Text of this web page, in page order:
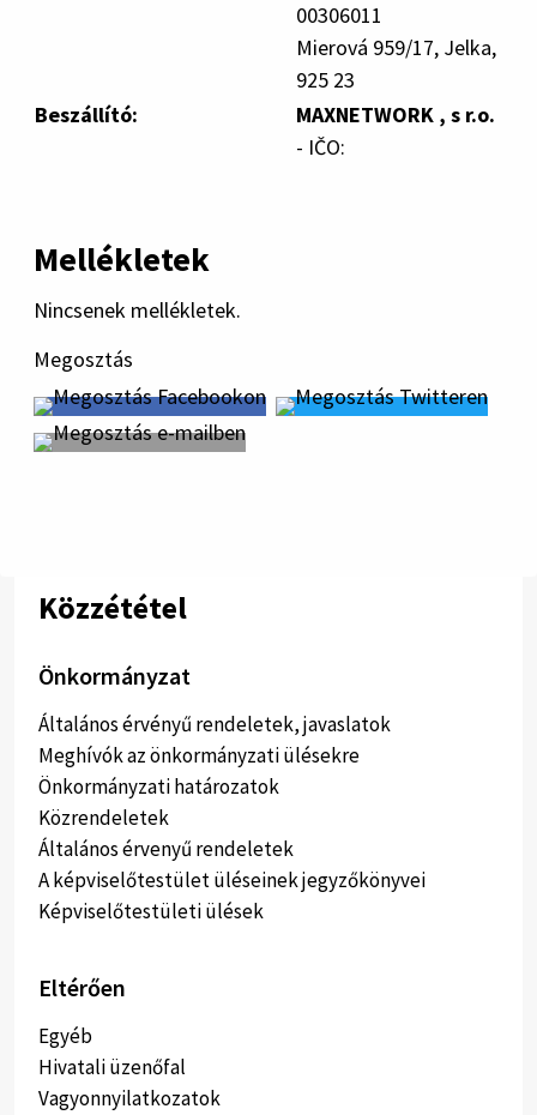
00306011
Mierová 959/17, Jelka,
925 23
Beszállító:
MAXNETWORK , s r.o.
- IČO:
Mellékletek
Nincsenek mellékletek.
Megosztás
Közzététel
Önkormányzat
Általános érvényű rendeletek, javaslatok
Meghívók az önkormányzati ülésekre
Önkormányzati határozatok
Közrendeletek
Általános érvenyű rendeletek
A képviselőtestület üléseinek jegyzőkönyvei
Képviselőtestületi ülések
Eltérően
Egyéb
Hivatali üzenőfal
Vagyonnyilatkozatok